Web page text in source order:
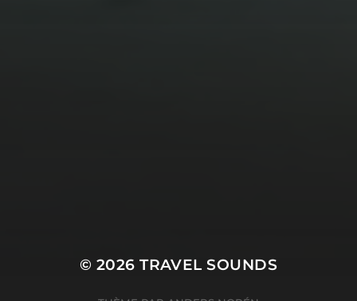
© 2026TRAVEL SOUNDS